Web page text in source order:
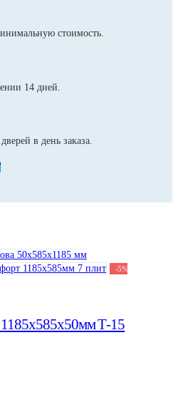
стоимость.
14 дней.
в день заказа.
-5%
1185x585x50мм Т-15